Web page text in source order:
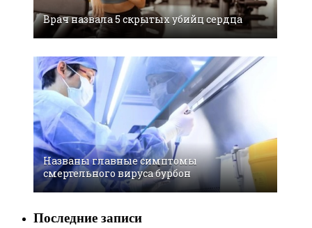
Врач назвала 5 скрытых убийц сердца
Названы главные симптомы
смертельного вируса бурбон
Последние записи